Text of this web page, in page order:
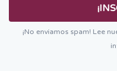
¡No enviamos spam! Lee